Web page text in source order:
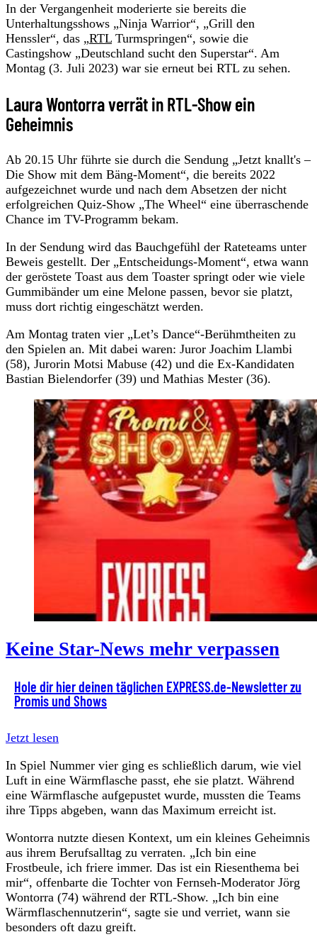
In der Vergangenheit moderierte sie bereits die
Unterhaltungsshows „Ninja Warrior“, „Grill den
Henssler“, das „RTL Turmspringen“, sowie die
Castingshow „Deutschland sucht den Superstar“. Am
Montag (3. Juli 2023) war sie erneut bei RTL zu sehen.
Laura Wontorra verrät in RTL-Show ein
Geheimnis
Ab 20.15 Uhr führte sie durch die Sendung „Jetzt knallt's –
Die Show mit dem Bäng-Moment“, die bereits 2022
aufgezeichnet wurde und nach dem Absetzen der nicht
erfolgreichen Quiz-Show „The Wheel“ eine überraschende
Chance im TV-Programm bekam.
In der Sendung wird das Bauchgefühl der Rateteams unter
Beweis gestellt. Der „Entscheidungs-Moment“, etwa wann
der geröstete Toast aus dem Toaster springt oder wie viele
Gummibänder um eine Melone passen, bevor sie platzt,
muss dort richtig eingeschätzt werden.
Am Montag traten vier „Let’s Dance“-Berühmtheiten zu
den Spielen an. Mit dabei waren: Juror Joachim Llambi
(58), Jurorin Motsi Mabuse (42) und die Ex-Kandidaten
Bastian Bielendorfer (39) und Mathias Mester (36).
Keine Star-News mehr verpassen
Hole dir hier deinen täglichen EXPRESS.de-Newsletter zu
Promis und Shows
Jetzt lesen
In Spiel Nummer vier ging es schließlich darum, wie viel
Luft in eine Wärmflasche passt, ehe sie platzt. Während
eine Wärmflasche aufgepustet wurde, mussten die Teams
ihre Tipps abgeben, wann das Maximum erreicht ist.
Wontorra nutzte diesen Kontext, um ein kleines Geheimnis
aus ihrem Berufsalltag zu verraten. „Ich bin eine
Frostbeule, ich friere immer. Das ist ein Riesenthema bei
mir“, offenbarte die Tochter von Fernseh-Moderator Jörg
Wontorra (74) während der RTL-Show. „Ich bin eine
Wärmflaschennutzerin“, sagte sie und verriet, wann sie
besonders oft dazu greift.